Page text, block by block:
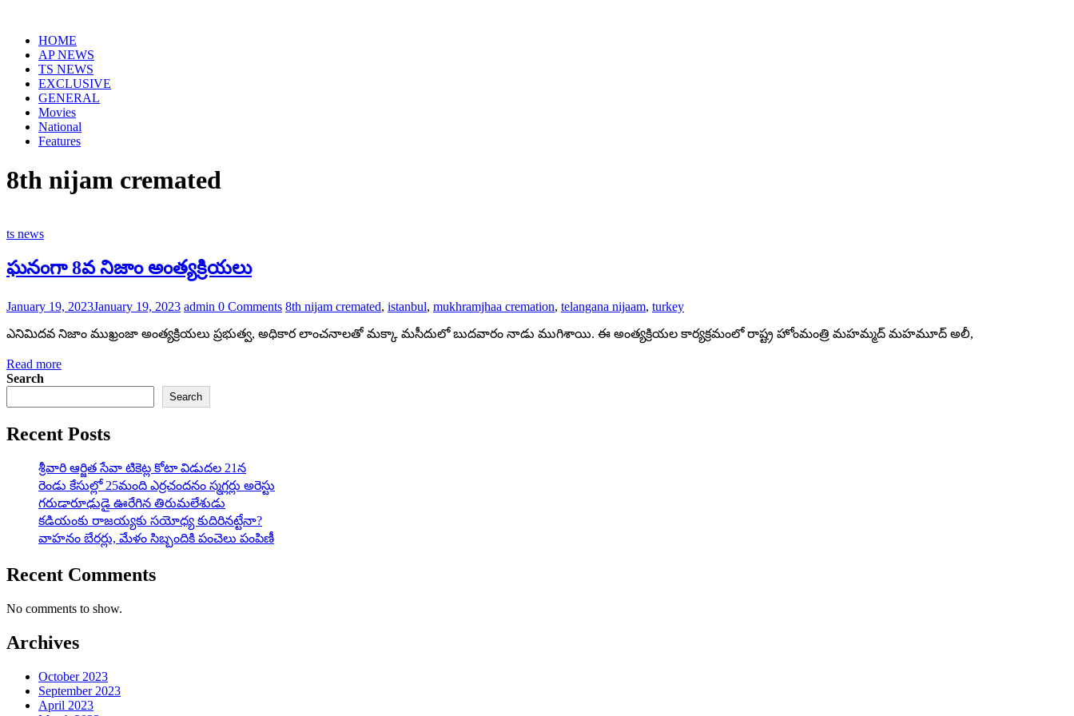
contentHOME
AP NEWS
TS NEWS
EXCLUSIVE
GENERAL
Movies
National
Features
8th nijam cremated
ts news
ఘనంగా 8వ నిజాం అంత్యక్రియలు
January 19, 2023January 19, 2023 admin 0 Comments 8th nijam cremated, istanbul, mukhramjhaa cremation, telangana nijaam, turkey
ఎనిమిదవ నిజాం ముఖ్రంజా అంత్యక్రియలు ప్రభుత్వ, అధికార లాంచనాలతో మక్కా మసీదులో బుదవారం నాడు ముగిశాయి. ఈ అంత్యక్రియల కార్యక్రమంలో రాష్ట్ర హోంమంత్రి మహమ్మద్ మహమూద్ అలీ,
Read more
Search
Search
Recent Posts
శ్రీవారి ఆర్జిత సేవా టికెట్ల కోటా విడుదల 21న
రెండు కేసుల్లో 25మంది ఎర్రచందనం స్మగ్లర్లు అరెస్టు
గరుడారూఢుడై ఊరేగిన తిరుమలేశుడు
కడియంకు రాజయ్యకు సయోధ్య కుదిరినట్టేనా?
వాహ‌నం బేర‌ర్లు, మేళం సిబ్బందికి పంచెలు పంపిణీ
Recent Comments
No comments to show.
Archives
October 2023
September 2023
April 2023